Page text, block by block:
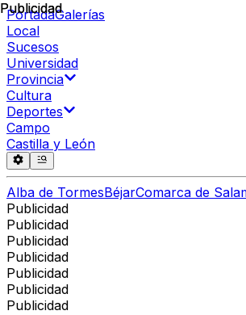
PortadaGalerías
Local
Sucesos
Universidad
Provincia
Cultura
Deportes
Campo
Castilla y León
Alba de TormesBéjarComarca de
Publicidad
Publicidad
Publicidad
Publicidad
Publicidad
Publicidad
Publicidad
Publicidad
Publicidad